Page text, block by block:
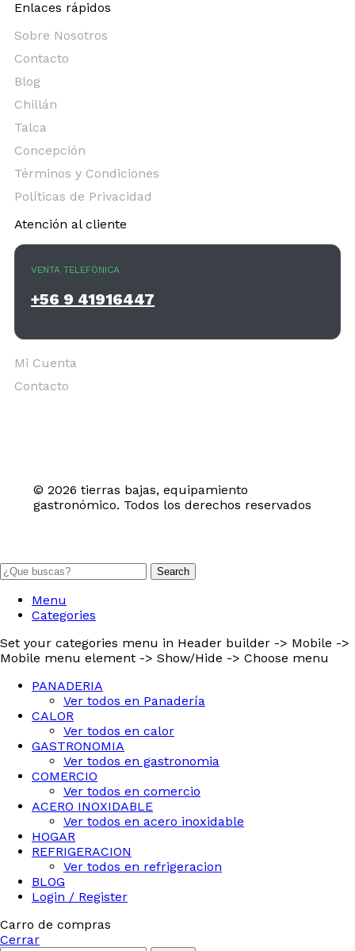
Enlaces rápidos
Sobre Nosotros
Contacto
Blog
Chillán
Talca
Concepción
Términos y Condiciones
Políticas de Privacidad
Atención al cliente
VENTA TELEFÓNICA
+56 9 41916447
Mi Cuenta
Contacto
© 2026 tierras bajas, equipamiento
gastronómico. Todos los derechos reservados
Search
Menu
Categories
Set your categories menu in Header builder -> Mobile ->
Mobile menu element -> Show/Hide -> Choose menu
PANADERIA
Ver todos en Panadería
CALOR
Ver todos en calor
GASTRONOMIA
Ver todos en gastronomia
COMERCIO
Ver todos en comercio
ACERO INOXIDABLE
Ver todos en acero inoxidable
HOGAR
REFRIGERACION
Ver todos en refrigeracion
BLOG
Login / Register
Carro de compras
Cerrar